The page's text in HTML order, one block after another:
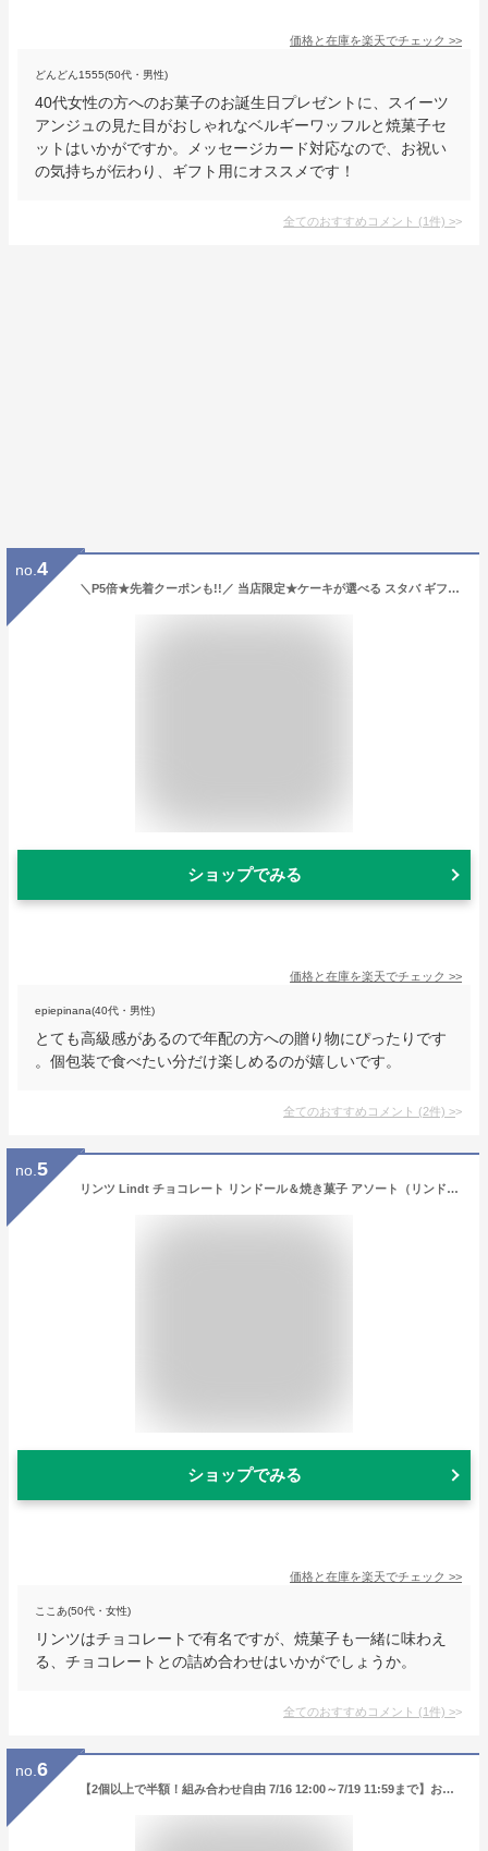
価格と在庫を楽天でチェック >>
どんどん1555(50代・男性)
40代女性の方へのお菓子のお誕生日プレゼントに、スイーツ
アンジュの見た目がおしゃれなベルギーワッフルと焼菓子セ
ットはいかがですか。メッセージカード対応なので、お祝い
の気持ちが伝わり、ギフト用にオススメです！
全てのおすすめコメント (1件) >
no. 4
＼P5倍★先着クーポンも!!／ 当店限定★ケーキが選べる スタバ ギフト 出産内祝い 内祝い お返し お菓子 スイーツ 結婚内祝い 敬老の日 送料無料 香典返し スターバックス コーヒー パウンドケーキ セット 3個入 おしゃれ 女性 焼き菓子 洋菓子 (あす楽)
ショップでみる
価格と在庫を楽天でチェック >>
epiepinana(40代・男性)
とても高級感があるので年配の方への贈り物にぴったりです
。個包装で食べたい分だけ楽しめるのが嬉しいです。
全てのおすすめコメント (2件) >
no. 5
リンツ Lindt チョコレート リンドール＆焼き菓子 アソート（リンドール15個＋焼き菓子4個）｜ギフト スイーツ チョコ フィナンシェ ブラウニー 洋菓子 お菓子 詰め合わせ 個包装 可愛い 誕生日 内祝 お返し お礼 職場 退職
ショップでみる
価格と在庫を楽天でチェック >>
ここあ(50代・女性)
リンツはチョコレートで有名ですが、焼菓子も一緒に味わえ
る、チョコレートとの詰め合わせはいかがでしょうか。
全てのおすすめコメント (1件) >
no. 6
【2個以上で半額！組み合わせ自由 7/16 12:00～7/19 11:59まで】お中元 スイーツ テリーヌショコラ 1本 送料無料 冷凍 取り寄せ テリーヌ ショコラ ガトーショコラ チョコテリーヌ チョコケーキ チョコレートケーキ 2024 プレゼント お取り寄せスイーツ グルメ【a】